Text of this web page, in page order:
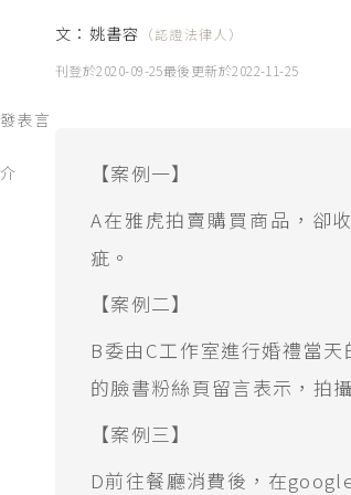
表言
文： 姚書容
（認證法律人）
刊登於2020-09-25最後更新於2022-11-25
【案例一】
A在雅虎拍賣購買商品，卻
疵。
【案例二】
B委由C工作室進行婚禮當
的臉書粉絲頁留言表示，拍
【案例三】
D前往餐廳消費後，在